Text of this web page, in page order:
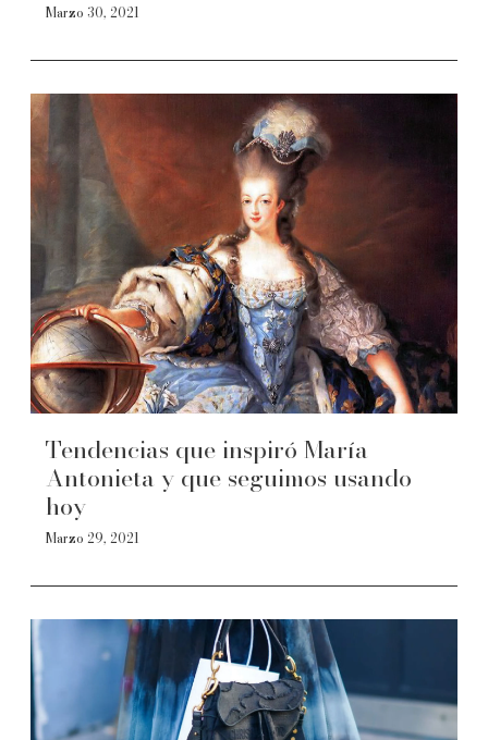
Marzo 30, 2021
Tendencias que inspiró María
Antonieta y que seguimos usando
hoy
Marzo 29, 2021